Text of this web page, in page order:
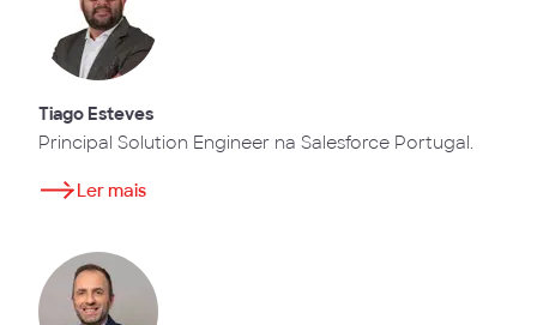
Tiago Esteves
Principal Solution Engineer na Salesforce Portugal.
Ler mais